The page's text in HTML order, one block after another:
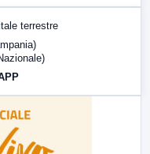
terrestre